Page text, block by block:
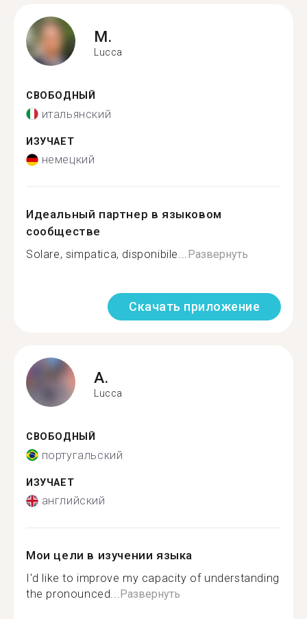
M.
Lucca
СВОБОДНЫЙ
итальянский
ИЗУЧАЕТ
немецкий
Идеальный партнер в языковом
сообществе
Solare, simpatica, disponibile...Развернуть
Скачать приложение
A.
Lucca
СВОБОДНЫЙ
португальский
ИЗУЧАЕТ
английский
Мои цели в изучении языка
I'd like to improve my capacity of understanding
the pronounced...Развернуть